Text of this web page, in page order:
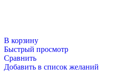
В корзину
Быстрый просмотр
Сравнить
Добавить в список желаний